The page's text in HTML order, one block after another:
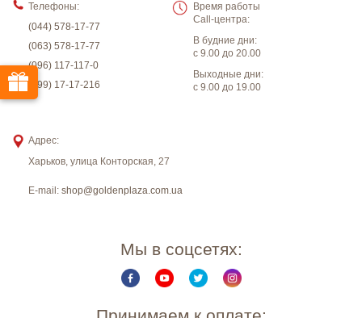
Телефоны:
(044) 578-17-77
(063) 578-17-77
(096) 117-117-0
(099) 17-17-216
Время работы
Call-центра:
В будние дни:
с 9.00 до 20.00
Выходные дни:
с 9.00 до 19.00
Адрес:
Харьков, улица Конторская, 27
E-mail: shop@goldenplaza.com.ua
Мы в соцсетях: